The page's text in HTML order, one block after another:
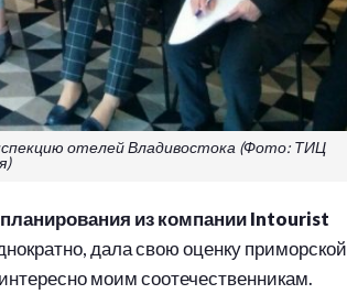
отелей Владивостока (Фото: ТИЦ
из компанииIntourist
дала свою оценку приморской
моим соотечественникам.